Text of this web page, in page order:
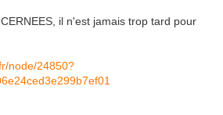
il n'est jamais trop tard pour
node/24850?